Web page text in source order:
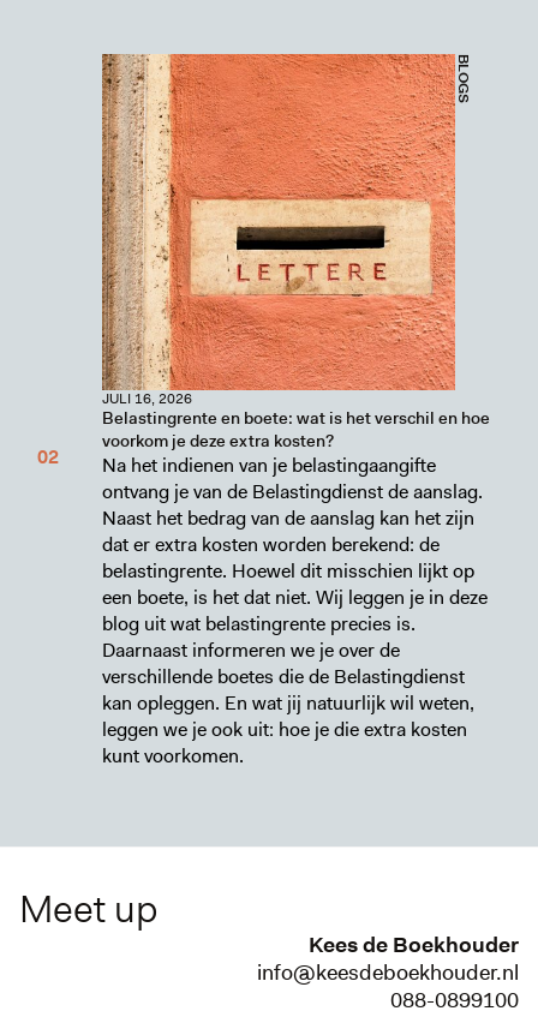
BLOGS
JULI 16, 2026
Belastingrente en boete: wat is het verschil en hoe
voorkom je deze extra kosten?
Na het indienen van je belastingaangifte
ontvang je van de Belastingdienst de aanslag.
Naast het bedrag van de aanslag kan het zijn
dat er extra kosten worden berekend: de
belastingrente. Hoewel dit misschien lijkt op
een boete, is het dat niet. Wij leggen je in deze
blog uit wat belastingrente precies is.
Daarnaast informeren we je over de
verschillende boetes die de Belastingdienst
kan opleggen. En wat jij natuurlijk wil weten,
leggen we je ook uit: hoe je die extra kosten
kunt voorkomen.
Meet up
Kees de Boekhouder
info@keesdeboekhouder.nl
088-0899100